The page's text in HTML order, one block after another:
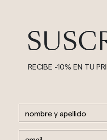
RECIBE -10% EN TU